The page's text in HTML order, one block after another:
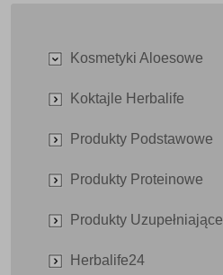
Kosmetyki Aloesowe
Koktajle Herbalife
Produkty Podstawowe
Produkty Proteinowe
Produkty Uzupełniające
Herbalife24